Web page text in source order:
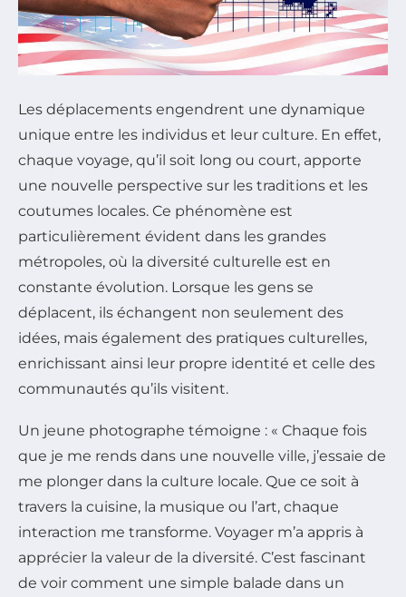
Les déplacements engendrent une dynamique
unique entre les individus et leur culture. En effet,
chaque voyage, qu’il soit long ou court, apporte
une nouvelle perspective sur les traditions et les
coutumes locales. Ce phénomène est
particulièrement évident dans les grandes
métropoles, où la diversité culturelle est en
constante évolution. Lorsque les gens se
déplacent, ils échangent non seulement des
idées, mais également des pratiques culturelles,
enrichissant ainsi leur propre identité et celle des
communautés qu’ils visitent.
Un jeune photographe témoigne : « Chaque fois
que je me rends dans une nouvelle ville, j’essaie de
me plonger dans la culture locale. Que ce soit à
travers la cuisine, la musique ou l’art, chaque
interaction me transforme. Voyager m’a appris à
apprécier la valeur de la diversité. C’est fascinant
de voir comment une simple balade dans un